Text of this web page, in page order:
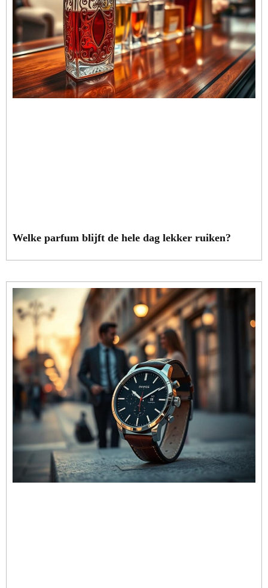
Welke parfum blijft de hele dag lekker ruiken?